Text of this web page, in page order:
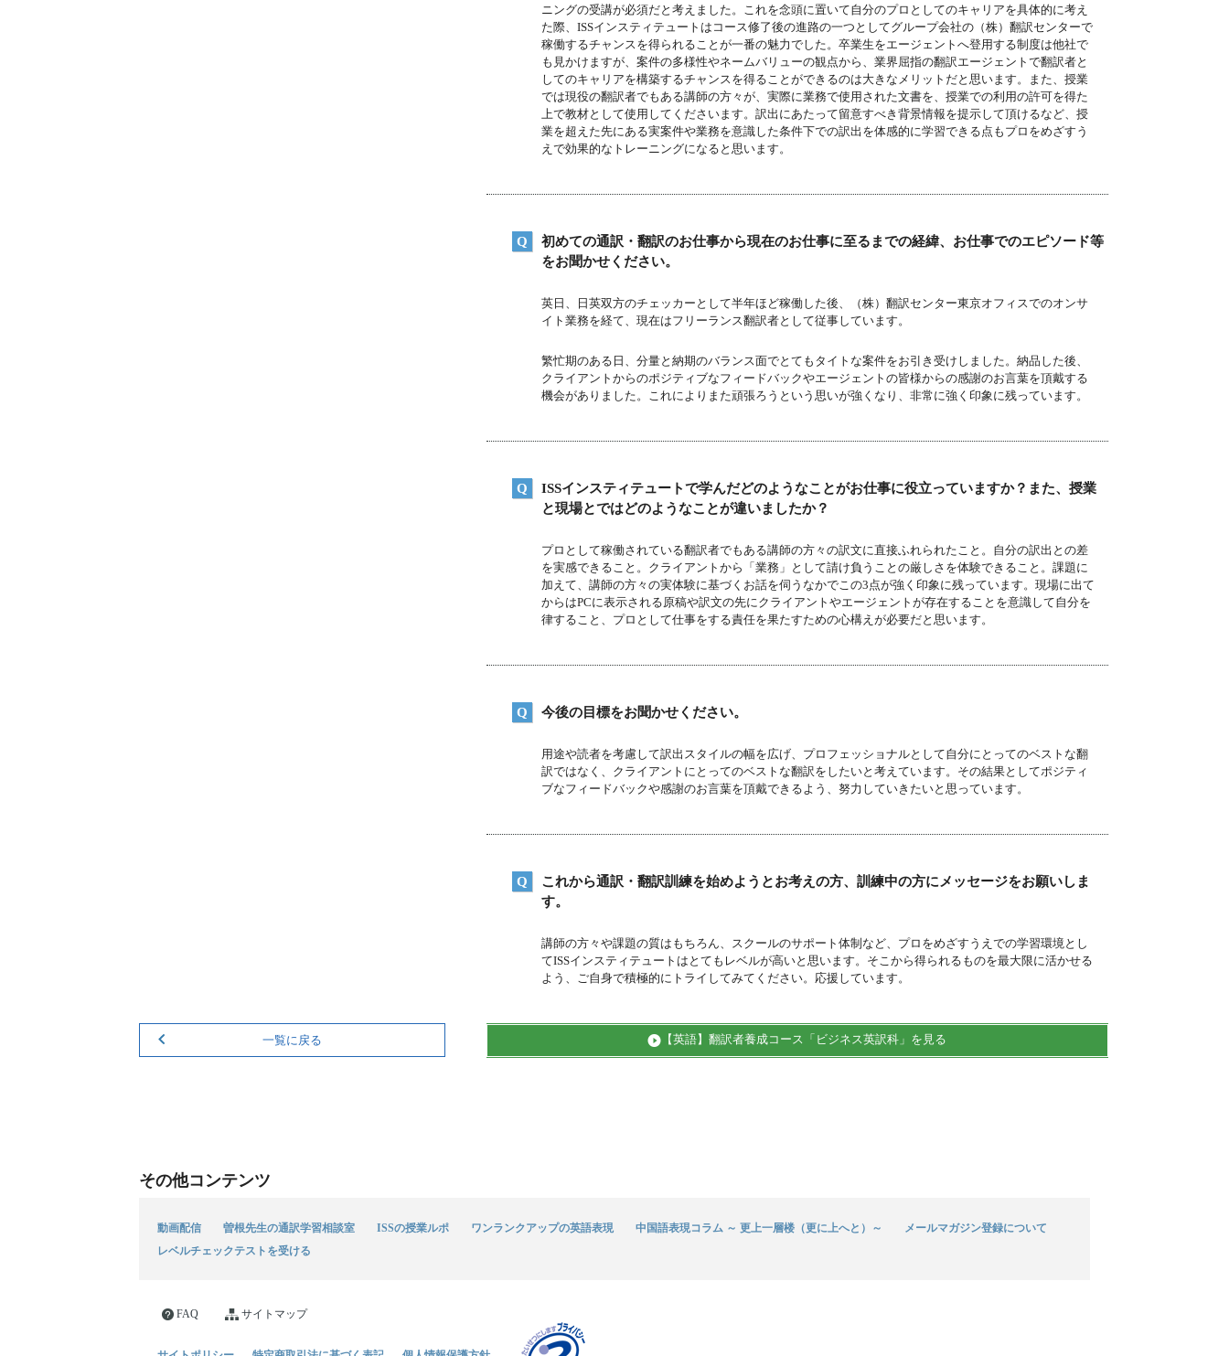
ニングの受講が必須だと考えました。これを念頭に置いて自分のプロとしてのキャリアを具体的に考え
た際、ISSインスティテュートはコース修了後の進路の一つとしてグループ会社の（株）翻訳センターで
稼働するチャンスを得られることが一番の魅力でした。卒業生をエージェントへ登用する制度は他社で
も見かけますが、案件の多様性やネームバリューの観点から、業界屈指の翻訳エージェントで翻訳者と
してのキャリアを構築するチャンスを得ることができるのは大きなメリットだと思います。また、授業
では現役の翻訳者でもある講師の方々が、実際に業務で使用された文書を、授業での利用の許可を得た
上で教材として使用してくださいます。訳出にあたって留意すべき背景情報を提示して頂けるなど、授
業を超えた先にある実案件や業務を意識した条件下での訳出を体感的に学習できる点もプロをめざすう
えで効果的なトレーニングになると思います。
初めての通訳・翻訳のお仕事から現在のお仕事に至るまでの経緯、お仕事でのエピソード等
をお聞かせください。
英日、日英双方のチェッカーとして半年ほど稼働した後、（株）翻訳センター東京オフィスでのオンサ
イト業務を経て、現在はフリーランス翻訳者として従事しています。
繁忙期のある日、分量と納期のバランス面でとてもタイトな案件をお引き受けしました。納品した後、
クライアントからのポジティブなフィードバックやエージェントの皆様からの感謝のお言葉を頂戴する
機会がありました。これによりまた頑張ろうという思いが強くなり、非常に強く印象に残っています。
ISSインスティテュートで学んだどのようなことがお仕事に役立っていますか？また、授業
と現場とではどのようなことが違いましたか？
プロとして稼働されている翻訳者でもある講師の方々の訳文に直接ふれられたこと。自分の訳出との差
を実感できること。クライアントから「業務」として請け負うことの厳しさを体験できること。課題に
加えて、講師の方々の実体験に基づくお話を伺うなかでこの3点が強く印象に残っています。現場に出て
からはPCに表示される原稿や訳文の先にクライアントやエージェントが存在することを意識して自分を
律すること、プロとして仕事をする責任を果たすための心構えが必要だと思います。
今後の目標をお聞かせください。
用途や読者を考慮して訳出スタイルの幅を広げ、プロフェッショナルとして自分にとってのベストな翻
訳ではなく、クライアントにとってのベストな翻訳をしたいと考えています。その結果としてポジティ
ブなフィードバックや感謝のお言葉を頂戴できるよう、努力していきたいと思っています。
これから通訳・翻訳訓練を始めようとお考えの方、訓練中の方にメッセージをお願いしま
す。
講師の方々や課題の質はもちろん、スクールのサポート体制など、プロをめざすうえでの学習環境とし
てISSインスティテュートはとてもレベルが高いと思います。そこから得られるものを最大限に活かせる
よう、ご自身で積極的にトライしてみてください。応援しています。
一覧に戻る 【英語】翻訳者養成コース「ビジネス英訳科」を見る
その他コンテンツ
動画配信 曽根先生の通訳学習相談室 ISSの授業ルポ ワンランクアップの英語表現 中国語表現コラム ～ 更上一層楼（更に上へと）～
メールマガジン登録について
レベルチェックテストを受ける
FAQ サイトマップ